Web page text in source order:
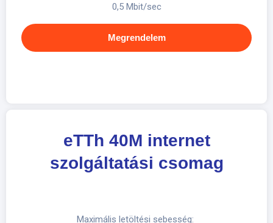
0,5 Mbit/sec
Megrendelem
eTTh 40M internet
szolgáltatási csomag
Maximális letöltési sebesség: